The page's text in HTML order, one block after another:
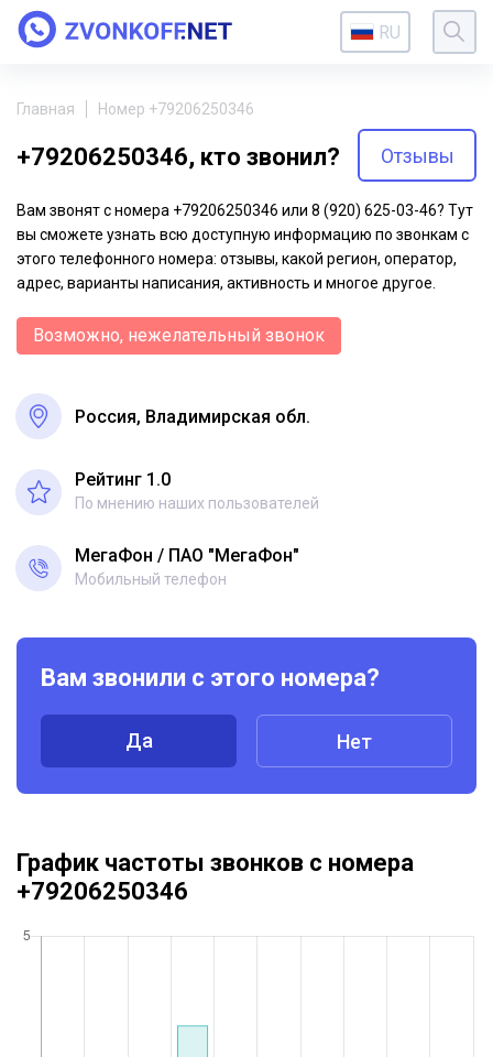
RU
Главная Номер +79206250346
+79206250346, кто звонил? Отзывы
Вам звонят с номера +79206250346 или 8 (920) 625-03-46? Тут
вы сможете узнать всю доступную информацию по звонкам с
этого телефонного номера: отзывы, какой регион, оператор,
адрес, варианты написания, активность и многое другое.
Возможно, нежелательный звонок
Россия, Владимирская обл.
Рейтинг 1.0
По мнению наших пользователей
МегаФон ПАО "МегаФон"
Мобильный телефон
Вам звонили с этого номера?
Да Нет
График частоты звонков с номера
+79206250346